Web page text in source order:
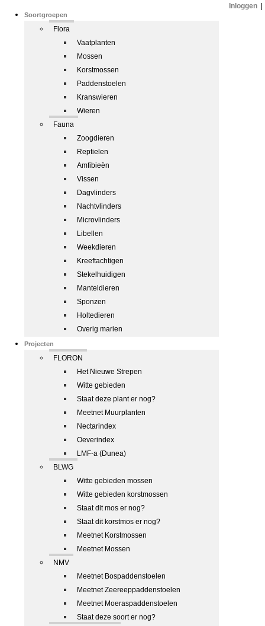
Soortgroepen
Flora
Vaatplanten
Mossen
Korstmossen
Paddenstoelen
Kranswieren
Wieren
Fauna
Zoogdieren
Reptielen
Amfibieën
Vissen
Dagvlinders
Nachtvlinders
Microvlinders
Libellen
Weekdieren
Kreeftachtigen
Stekelhuidigen
Manteldieren
Sponzen
Holtedieren
Overig marien
Projecten
FLORON
Het Nieuwe Strepen
Witte gebieden
Staat deze plant er nog?
Meetnet Muurplanten
Nectarindex
Oeverindex
LMF-a (Dunea)
BLWG
Witte gebieden mossen
Witte gebieden korstmossen
Staat dit mos er nog?
Staat dit korstmos er nog?
Meetnet Korstmossen
Meetnet Mossen
NMV
Meetnet Bospaddenstoelen
Meetnet Zeereeppaddenstoelen
Meetnet Moeraspaddenstoelen
Staat deze soort er nog?
Inloggen